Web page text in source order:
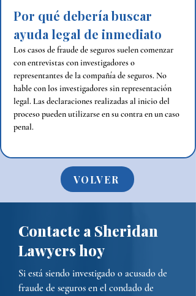
Por qué debería buscar
ayuda legal de inmediato
Los casos de fraude de seguros suelen comenzar
con entrevistas con investigadores o
representantes de la compañía de seguros. No
hable con los investigadores sin representación
legal. Las declaraciones realizadas al inicio del
proceso pueden utilizarse en su contra en un caso
penal.
VOLVER
Contacte a Sheridan
Lawyers hoy
Si está siendo investigado o acusado de
fraude de seguros en el condado de